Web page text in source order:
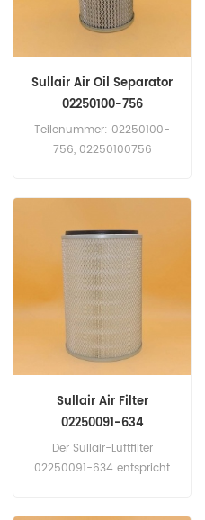
Teilenummer: 4587259
Teilname: Kraftstofffilter
Sullair Air Oil Separator
02250100-756
02250100756
Teilenummer: 02250100-
756, 02250100756
Sullair Air Filter
02250091-634
02250091634 02250131-
499
Der Sullair-Luftfilter
02250091-634 entspricht